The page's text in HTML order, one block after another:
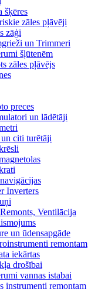
šķēres
zāles pļāvēji
zāģi
un Trimmeri
šļūtenēm
zāles pļāvējs
preces
un lādētāji
citi turētāji
Inverters
Ventilācija
un ūdensapgāde
remontam
iekārtas
drošībai
vannas istabai
instrumenti remontam